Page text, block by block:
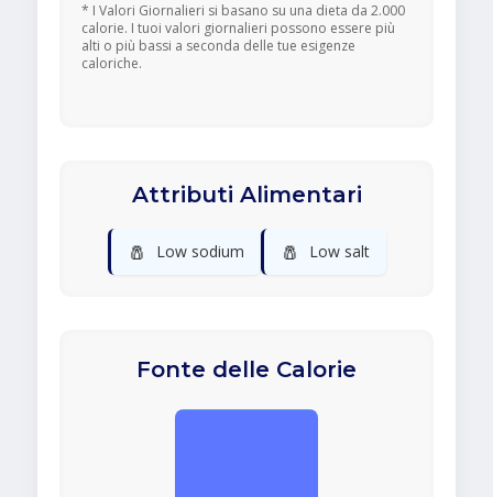
* I Valori Giornalieri si basano su una dieta da 2.000
calorie. I tuoi valori giornalieri possono essere più
alti o più bassi a seconda delle tue esigenze
caloriche.
Attributi Alimentari
🧂 Low sodium 🧂 Low salt
Fonte delle Calorie